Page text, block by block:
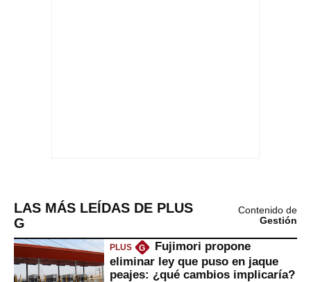
LAS MÁS LEÍDAS DE PLUS
G
Contenido de
Gestión
PLUS G
Fujimori propone
eliminar ley que puso en jaque
peajes: ¿qué cambios implicaría?